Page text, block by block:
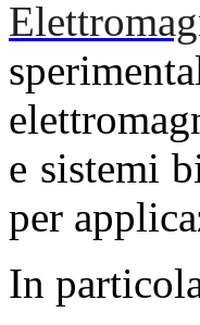
e sistemi
per
In